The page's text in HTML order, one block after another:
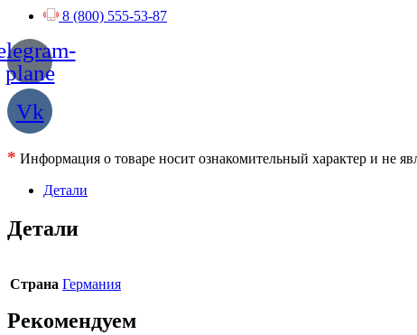
8 (800) 555-53-87
plane
Vk
* Информация о товаре носит ознакомительный характер и не
Детали
Детали
Страна Германия
Рекомендуем